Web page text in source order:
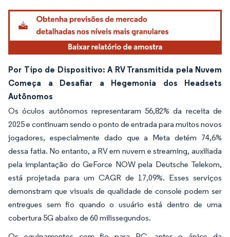
Por Tipo de Dispositivo: A RV Transmitida pela Nuvem
Começa a Desafiar a Hegemonia dos Headsets
Autônomos
Os óculos autônomos representaram 56,82% da receita de
2025 e continuam sendo o ponto de entrada para muitos novos
jogadores, especialmente dado que a Meta detém 74,6%
dessa fatia. No entanto, a RV em nuvem e streaming, auxiliada
pela implantação do GeForce NOW pela Deutsche Telekom,
está projetada para um CAGR de 17,09%. Esses serviços
demonstram que visuais de qualidade de console podem ser
entregues sem fio quando o usuário está dentro de uma
cobertura 5G abaixo de 60 milissegundos.